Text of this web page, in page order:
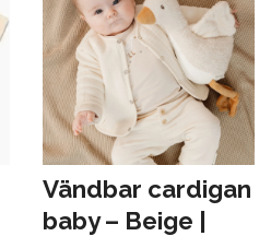
Vändbar cardigan
baby – Beige |